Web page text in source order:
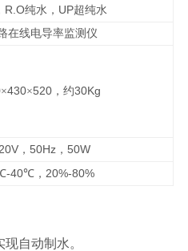
R.O纯水， UP超纯水
在线电导率监测仪
×430×520 ，约30Kg
，50Hz ，50W
-40℃， 20%-80%
自动制水。